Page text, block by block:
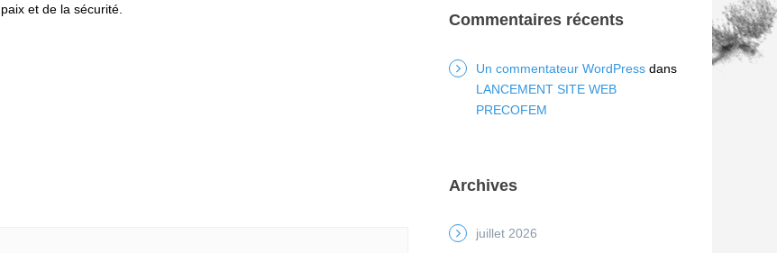
et de la sécurité.
Commentaires récents
Un commentateur WordPressdans
LANCEMENT SITE WEB
PRECOFEM
Archives
juillet 2026